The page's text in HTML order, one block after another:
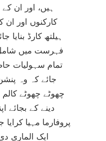
ہیں، اور ان
کارکنوں اور ان
ہیلتھ کارڈ
فہرست میں شامل
تمام سہولیات
جائے کہ وہ
چھوٹے چھوٹے
دینے کے بجائے
پروفارما مہیا
ایک الماری